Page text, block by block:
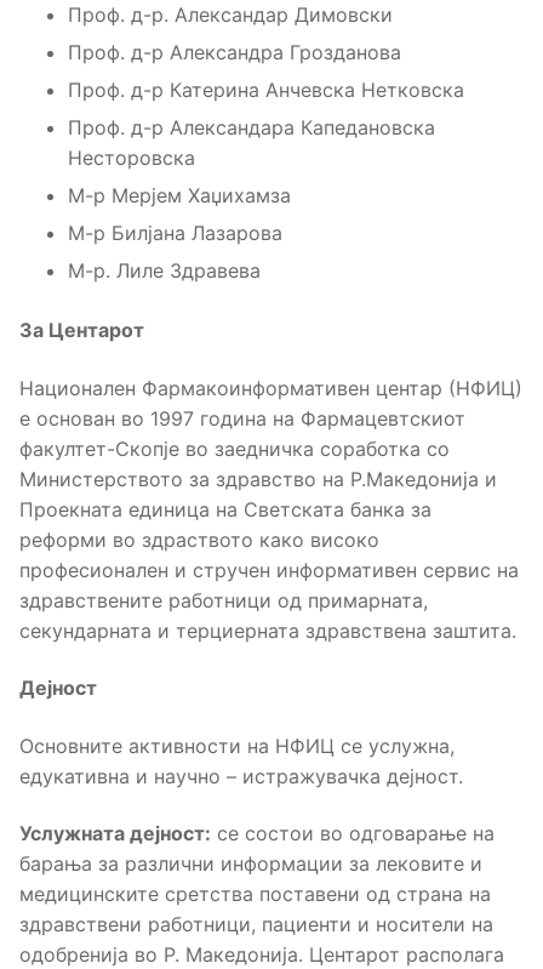
Проф. д-р. Александар Димовски
Проф. д-р Александра Грозданова
Проф. д-р Катерина Анчевска Нетковска
Проф. д-р Александара Капедановска
Несторовска
М-р Мерјем Хаџихамза
М-р Билјана Лазарова
М-р. Лиле Здравева
За Центарот
Национален Фармакоинформативен центар (НФИЦ)
е основан во 1997 година на Фармацевтскиот
факултет-Скопје во заедничка соработка со
Министерството за здравство на Р.Македонија и
Проекната единица на Светската банка за
реформи во здраството како високо
професионален и стручен информативен сервис на
здравствените работници од примарната,
секундарната и терциерната здравствена заштита.
Дејност
Основните активности на НФИЦ се услужна,
едукативна и научно – истражувачка дејност.
Услужната дејност: се состои во одговарање на
барања за различни информации за лековите и
медицинските сретства поставени од страна на
здравствени работници, пациенти и носители на
одобренија во Р. Македонија. Центарот располага